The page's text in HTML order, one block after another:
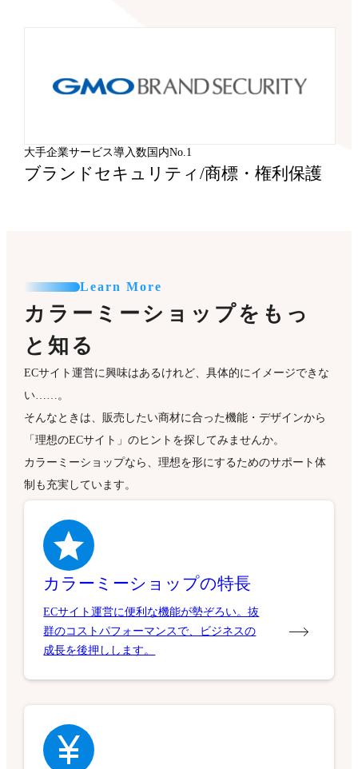
大手企業サービス導入数国内No.1
ブランドセキュリティ/商標・権利保護
Learn More
カラーミーショップをもっ
と知る
ECサイト運営に興味はあるけれど、具体的にイメージできな
い……。
そんなときは、販売したい商材に合った機能・デザインから
「理想のECサイト」のヒントを探してみませんか。
カラーミーショップなら、理想を形にするためのサポート体
制も充実しています。
カラーミーショップの特長
ECサイト運営に便利な機能が勢ぞろい。抜
群のコストパフォーマンスで、ビジネスの
成長を後押しします。